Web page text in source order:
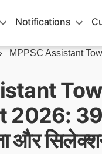
Notifications
MPPSC Assistant
39
और